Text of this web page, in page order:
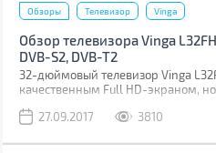
Обзоры Телевизор Vinga
Обзор телевизора Vinga
DVB-S2, DVB-T2
32-дюймовый телевизор Vinga
качественным Full HD-экраном,
расширенным набор
27.09.2017 3810